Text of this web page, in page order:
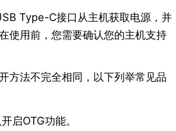
Type-C接口从主机获取电源，并
使用前，您需要确认您的主机支持
方法不完全相同，以下列举常见品
启OTG功能。